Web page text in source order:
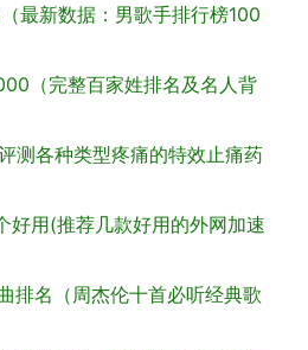
最新数据：男歌手排行榜100
（完整百家姓排名及名人背
测各种类型疼痛的特效止痛药
好用(推荐几款好用的外网加速
排名（周杰伦十首必听经典歌